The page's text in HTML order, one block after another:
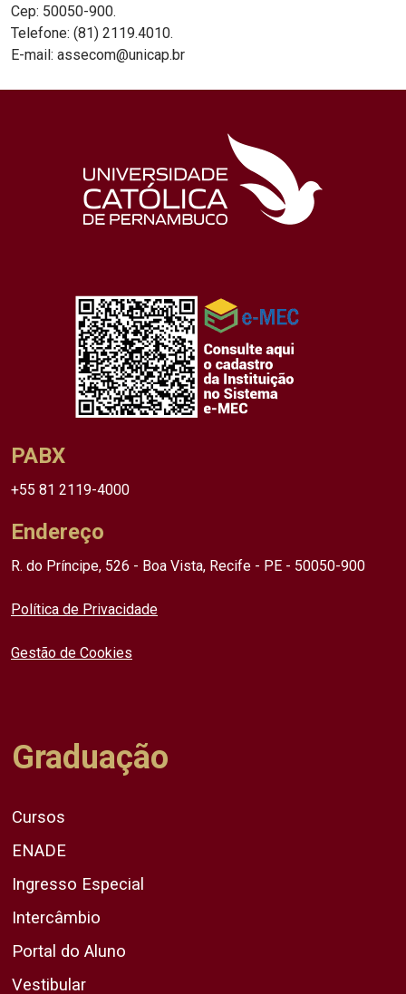
Cep: 50050-900.
Telefone: (81) 2119.4010.
E-mail: assecom@unicap.br
PABX
+55 81 2119-4000
Endereço
R. do Príncipe, 526 - Boa Vista, Recife - PE - 50050-900
Política de Privacidade
Gestão de Cookies
Graduação
Cursos
ENADE
Ingresso Especial
Intercâmbio
Portal do Aluno
Vestibular